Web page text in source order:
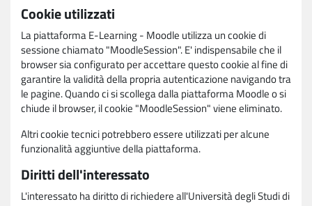
Cookie utilizzati
La piattaforma E-Learning - Moodle utilizza un cookie di
sessione chiamato "MoodleSession". E' indispensabile che il
browser sia configurato per accettare questo cookie al fine di
garantire la validità della propria autenticazione navigando tra
le pagine. Quando ci si scollega dalla piattaforma Moodle o si
chiude il browser, il cookie "MoodleSession" viene eliminato.
Altri cookie tecnici potrebbero essere utilizzati per alcune
funzionalità aggiuntive della piattaforma.
Diritti dell'interessato
L'interessato ha diritto di richiedere all'Università degli Studi di